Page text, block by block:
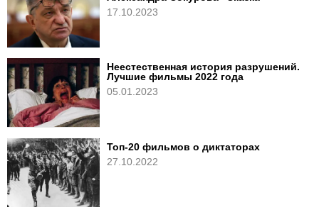
17.10.2023
Неестественная история разрушений.
Лучшие фильмы 2022 года
05.01.2023
Топ-20 фильмов о диктаторах
27.10.2022